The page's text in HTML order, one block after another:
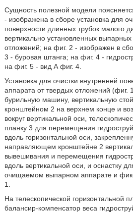
Сущность полезной модели
- изображена в сборе установка для
поверхности длинных трубок малого
вертикально установленных
отложений; на фиг. 2 - изображен в
3 - буровая штанга; на фиг. 4 -
на фиг. 5 - вид А фиг. 4.
Установка для очистки внутренней
аппарата от твердых отложений (фиг.
бурильную машину, вертикальную
кронштейном 2 на верхнем конце и
вокруг вертикальной оси,
планку 3 для перемещения
вдоль горизонтальной оси,
направляющем кронштейне 2
вывешивания и перемещения
вдоль вертикальной оси, и оснастку
очищаемом выпарном аппарате и
1.
На телескопической горизонтальной
балансир-компенсатор веса